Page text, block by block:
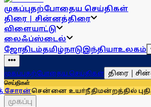
முகப்புதற்போதைய செய்திகள்
திரை | சின்னத்திரை
விளையாட்டு
லைஃப்ஸ்டைல்
ஜோதிடம்தமிழ்நாடுஇந்தியாஉலகம்
முகப்புதற்போதைய செய்திகள் திரை |
செய்திகள்
உயா்நீதிமன்றத்தில் புதிதாக 15
முகப்பு